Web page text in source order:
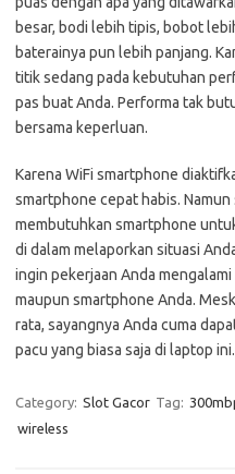
besar, bodi lebih tipis, bobot
baterainya pun lebih panjang.
titik sedang pada kebutuhan
pas buat Anda. Performa tak
bersama keperluan.
Karena WiFi smartphone
smartphone cepat habis. Namun
membutuhkan smartphone
di dalam melaporkan situasi
ingin pekerjaan Anda
maupun smartphone Anda.
rata, sayangnya Anda cuma
pacu yang biasa saja di laptop
Category: Slot Gacor Tag:
wireless